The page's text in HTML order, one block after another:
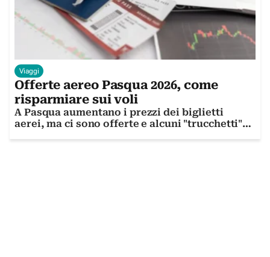
Viaggi
Offerte aereo Pasqua 2026, come
risparmiare sui voli
A Pasqua aumentano i prezzi dei biglietti
aerei, ma ci sono offerte e alcuni "trucchetti"